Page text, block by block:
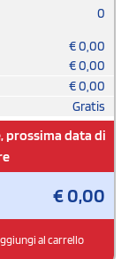
0
€0,00
€0,00
€0,00
Gratis
data di
€0,00
al carrello